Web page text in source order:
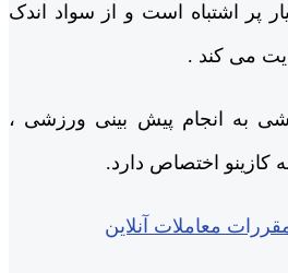
پر اشتباه است و از سواد اندک
می کند .
به انجام پیش بینی ورزشی ،
کازینو اختصاص دارد.
معاملات آنلاین